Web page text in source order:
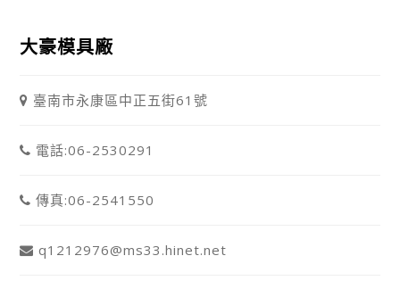
大豪模具廠
臺南市永康區中正五街61號
電話:06-2530291
傳真:06-2541550
q1212976@ms33.hinet.net